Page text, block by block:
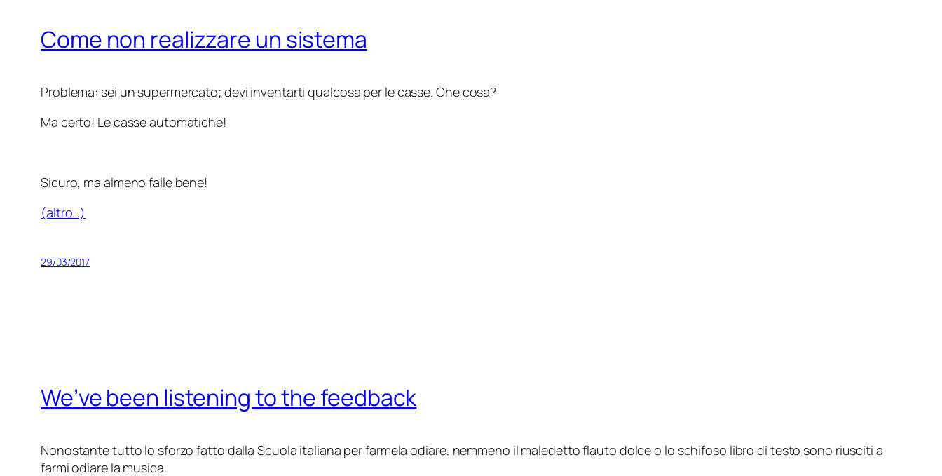
Come non realizzare un sistema
Problema: sei un supermercato; devi inventarti qualcosa per le casse. Che cosa?
Ma certo! Le casse automatiche!
Sicuro, ma almeno falle bene!
(altro…)
29/03/2017
We’ve been listening to the feedback
Nonostante tutto lo sforzo fatto dalla Scuola italiana per farmela odiare, nemmeno il maledetto flauto dolce o lo schifoso libro di testo sono riusciti a
farmi odiare la musica.